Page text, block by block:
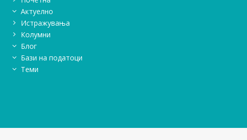
Актуелно
Истражувањa
Колумни
Блог
Бази на податоци
Теми